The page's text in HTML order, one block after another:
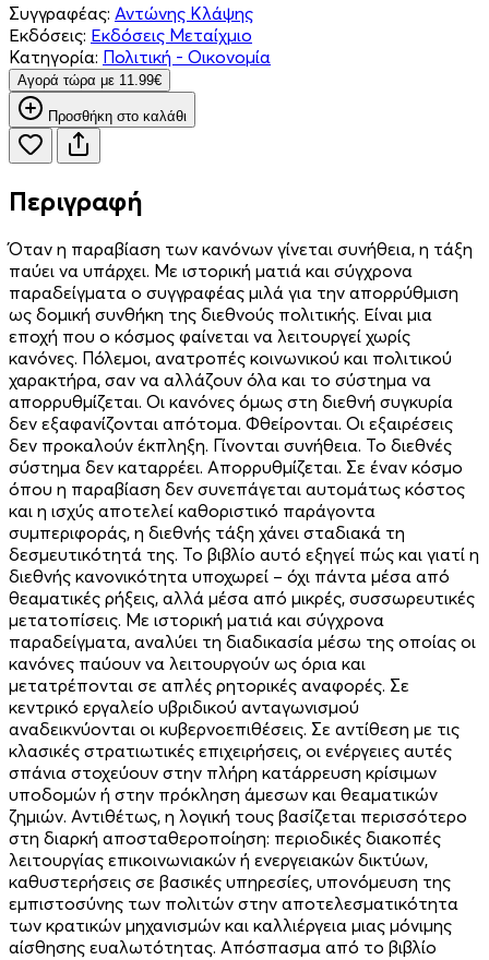
Συγγραφέας: Αντώνης Κλάψης
Εκδόσεις: Εκδόσεις Μεταίχμιο
Κατηγορία: Πολιτική - Οικονομία
Aγορά τώρα με 11.99€
Προσθήκη στο καλάθι
Περιγραφή
Όταν η παραβίαση των κανόνων γίνεται συνήθεια, η τάξη
παύει να υπάρχει. Με ιστορική ματιά και σύγχρονα
παραδείγματα ο συγγραφέας μιλά για την απορρύθμιση
ως δομική συνθήκη της διεθνούς πολιτικής. Είναι μια
εποχή που ο κόσμος φαίνεται να λειτουργεί χωρίς
κανόνες. Πόλεμοι, ανατροπές κοινωνικού και πολιτικού
χαρακτήρα, σαν να αλλάζουν όλα και το σύστημα να
απορρυθμίζεται. Οι κανόνες όμως στη διεθνή συγκυρία
δεν εξαφανίζονται απότομα. Φθείρονται. Οι εξαιρέσεις
δεν προκαλούν έκπληξη. Γίνονται συνήθεια. Το διεθνές
σύστημα δεν καταρρέει. Απορρυθμίζεται. Σε έναν κόσμο
όπου η παραβίαση δεν συνεπάγεται αυτομάτως κόστος
και η ισχύς αποτελεί καθοριστικό παράγοντα
συμπεριφοράς, η διεθνής τάξη χάνει σταδιακά τη
δεσμευτικότητά της. Το βιβλίο αυτό εξηγεί πώς και γιατί η
διεθνής κανονικότητα υποχωρεί – όχι πάντα μέσα από
θεαματικές ρήξεις, αλλά μέσα από μικρές, συσσωρευτικές
μετατοπίσεις. Με ιστορική ματιά και σύγχρονα
παραδείγματα, αναλύει τη διαδικασία μέσω της οποίας οι
κανόνες παύουν να λειτουργούν ως όρια και
μετατρέπονται σε απλές ρητορικές αναφορές. Σε
κεντρικό εργαλείο υβριδικού ανταγωνισμού
αναδεικνύονται οι κυβερνοεπιθέσεις. Σε αντίθεση με τις
κλασικές στρατιωτικές επιχειρήσεις, οι ενέργειες αυτές
σπάνια στοχεύουν στην πλήρη κατάρρευση κρίσιμων
υποδομών ή στην πρόκληση άμεσων και θεαματικών
ζημιών. Αντιθέτως, η λογική τους βασίζεται περισσότερο
στη διαρκή αποσταθεροποίηση: περιοδικές διακοπές
λειτουργίας επικοινωνιακών ή ενεργειακών δικτύων,
καθυστερήσεις σε βασικές υπηρεσίες, υπονόμευση της
εμπιστοσύνης των πολιτών στην αποτελεσματικότητα
των κρατικών μηχανισμών και καλλιέργεια μιας μόνιμης
αίσθησης ευαλωτότητας. Απόσπασμα από το βιβλίο